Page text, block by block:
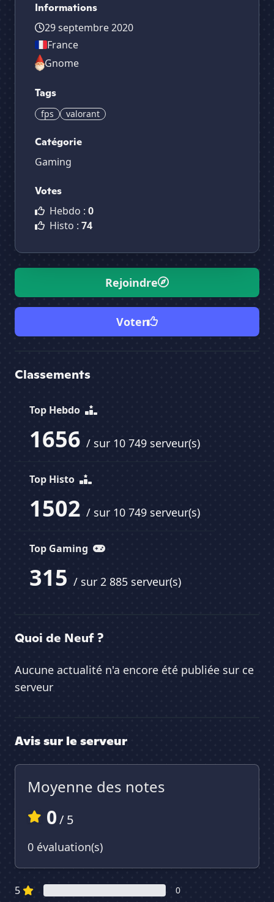
Informations
29 septembre 2020
France
Gnome
Tags
fps valorant
Catégorie
Gaming
Votes
Hebdo : 0
Histo : 74
Rejoindre
Voter
Classements
Top Hebdo
1656 / sur 10 749 serveur(s)
Top Histo
1502 / sur 10 749 serveur(s)
Top Gaming
315 / sur 2 885 serveur(s)
Quoi de Neuf ?
Aucune actualité n'a encore été publiée sur ce
serveur
Avis sur le serveur
Moyenne des notes
0/ 5
0 évaluation(s)
5 0